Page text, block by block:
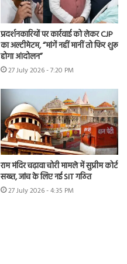
प्रदर्शनकारियों पर कार्रवाई को लेकर CJP
का अल्टीमेटम, “मांगें नहीं मानीं तो फिर शुरू
होगा आंदोलन”
27 July 2026 - 7:20 PM
राम मंदिर चढ़ावा चोरी मामले में सुप्रीम कोर्ट
सख्त, जांच के लिए नई SIT गठित
27 July 2026 - 4:35 PM